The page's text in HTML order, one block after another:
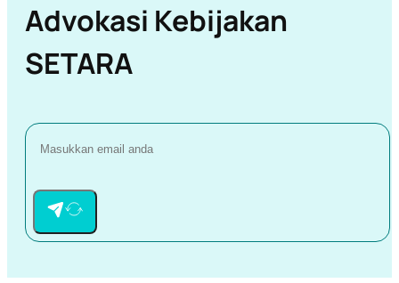
Advokasi Kebijakan
SETARA